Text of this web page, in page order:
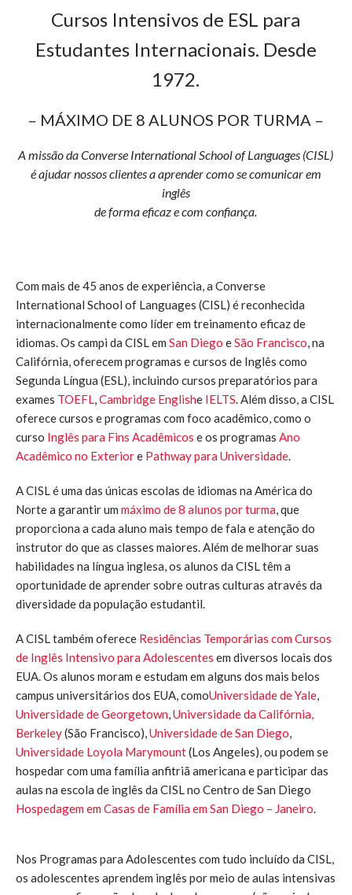
Cursos Intensivos de ESL para
Estudantes Internacionais. Desde
1972.
– MÁXIMO DE 8 ALUNOS POR TURMA –
A missão da Converse International School of Languages (CISL)
é ajudar nossos clientes a aprender como se comunicar em
inglês
de forma eficaz e com confiança.
Com mais de 45 anos de experiência, a Converse
International School of Languages (CISL) é reconhecida
internacionalmente como líder em treinamento eficaz de
idiomas. Os campi da CISL emSan Diego eSão Francisco, na
Califórnia, oferecem programas e cursos de Inglês como
Segunda Língua (ESL), incluindo cursos preparatórios para
exames TOEFL,Cambridge Englishe IELTS. Além disso, a CISL
oferece cursos e programas com foco acadêmico, como o
curso Inglês para Fins Acadêmicos e os programasAno
Acadêmico no Exteriore Pathway para Universidade.
A CISL é uma das únicas escolas de idiomas na América do
Norte a garantir ummáximo de 8 alunos por turma, que
proporciona a cada aluno mais tempo de fala e atenção do
instrutor do que as classes maiores. Além de melhorar suas
habilidades na língua inglesa, os alunos da CISL têm a
oportunidade de aprender sobre outras culturas através da
diversidade da população estudantil.
A CISL também oferece Residências Temporárias com Cursos
de Inglês Intensivo para Adolescentes em diversos locais dos
EUA. Os alunos moram e estudam em alguns dos mais belos
campus universitários dos EUA, comoUniversidade de Yale,
Universidade de Georgetown,Universidade da Califórnia,
Berkeley(São Francisco),Universidade de San Diego,
Universidade Loyola Marymount(Los Angeles), ou podem se
hospedar com uma família anfitriã americana e participar das
aulas na escola de inglês da CISL no Centro de San Diego
Hospedagem em Casas de Família em San Diego – Janeiro.
Nos Programas para Adolescentes com tudo incluído da CISL,
os adolescentes aprendem inglês por meio de aulas intensivas